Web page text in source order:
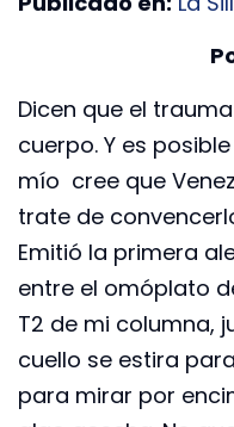
Dicen que el
cuerpo. Y es
mío cree que
trate de
Emitió la primera
entre el omóplato
T2 de mi columna,
cuello se estira
para mirar por